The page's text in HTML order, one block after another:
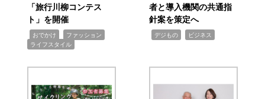
「旅行川柳コンテス
ト」を開催
おでかけ ファッション
ライフスタイル
者と導入機関の共通指
針案を策定へ
デジもの ビジネス